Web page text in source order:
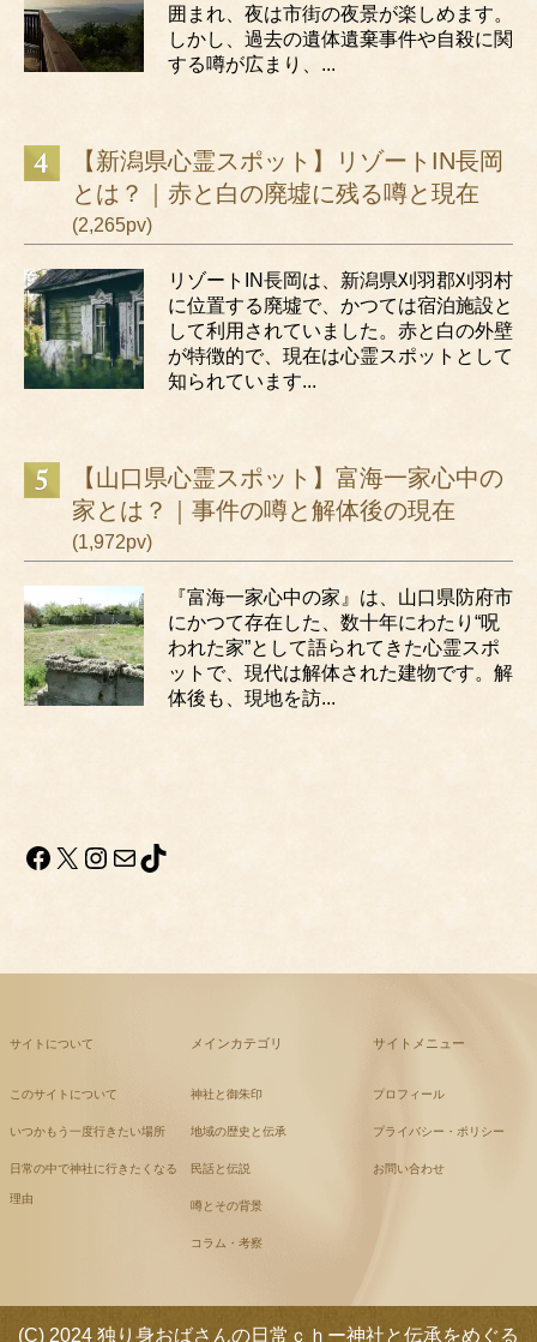
囲まれ、夜は市街の夜景が楽しめます。
しかし、過去の遺体遺棄事件や自殺に関
する噂が広まり、...
【新潟県心霊スポット】リゾートIN長岡
とは？｜赤と白の廃墟に残る噂と現在
(2,265pv)
リゾートIN長岡は、新潟県刈羽郡刈羽村
に位置する廃墟で、かつては宿泊施設と
して利用されていました。赤と白の外壁
が特徴的で、現在は心霊スポットとして
知られています...
【山口県心霊スポット】富海一家心中の
家とは？｜事件の噂と解体後の現在
(1,972pv)
『富海一家心中の家』は、山口県防府市
にかつて存在した、数十年にわたり“呪
われた家”として語られてきた心霊スポ
ットで、現代は解体された建物です。解
体後も、現地を訪...
Facebook
X Instagram
メールTikTok
サイトについて
このサイトについて
いつかもう一度行きたい場所
日常の中で神社に行きたくなる
理由
メインカテゴリ
神社と御朱印
地域の歴史と伝承
民話と伝説
噂とその背景
コラム・考察
サイトメニュー
プロフィール
プライバシー・ポリシー
お問い合わせ
(C) 2024 独り身おばさんの日常ｃｈー神社と伝承をめぐる